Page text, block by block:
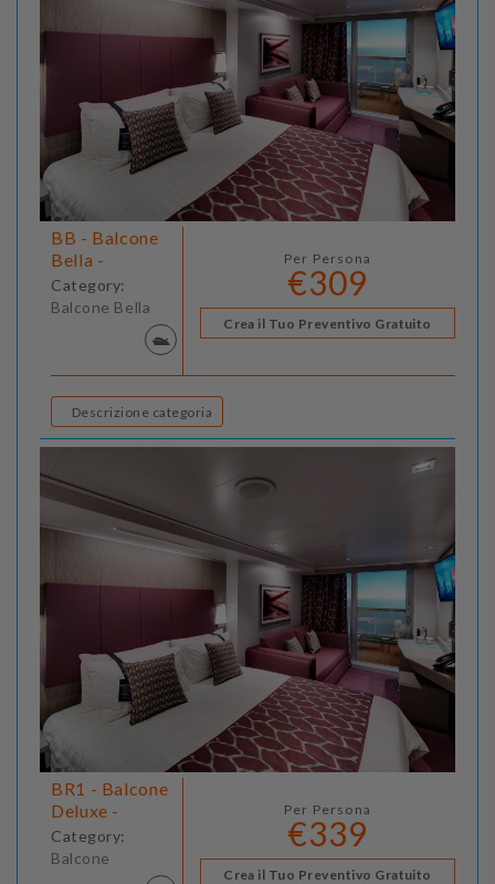
BB - Balcone
Bella -
Category:
Balcone Bella
Per Persona
€309
Crea il Tuo Preventivo Gratuito
Descrizione categoria
BR1 - Balcone
Deluxe -
Category:
Balcone
Per Persona
€339
Crea il Tuo Preventivo Gratuito